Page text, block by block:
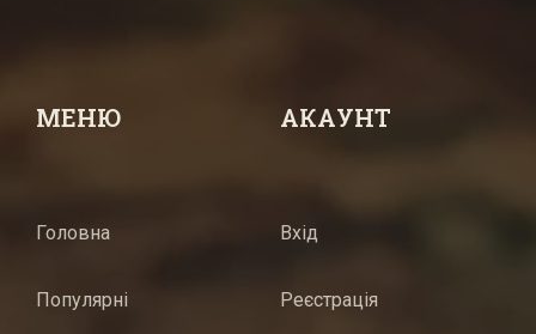
МЕНЮ
Головна
Популярні
АКАУНТ
Вхід
Реєстрація